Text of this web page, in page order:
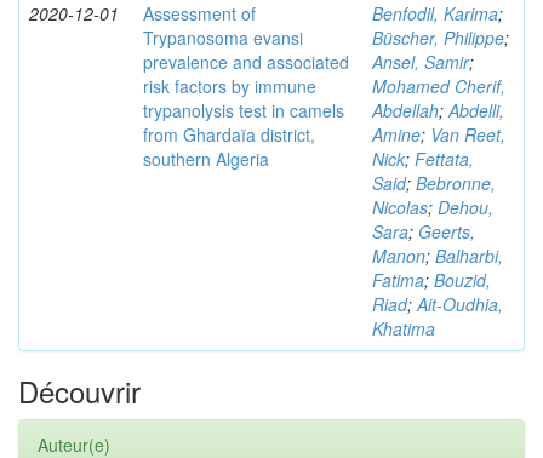
2020-12-01
Assessment of
Trypanosoma evansi
prevalence and associated
risk factors by immune
trypanolysis test in camels
from Ghardaïa district,
southern Algeria
Benfodil, Karima;
Büscher, Philippe;
Ansel, Samir;
Mohamed Cherif,
Abdellah;Abdelli,
Amine; Van Reet,
Nick; Fettata,
Said; Bebronne,
Nicolas; Dehou,
Sara; Geerts,
Manon; Balharbi,
Fatima; Bouzid,
Riad;Ait-Oudhia,
Khatima
Découvrir
Auteur(e)